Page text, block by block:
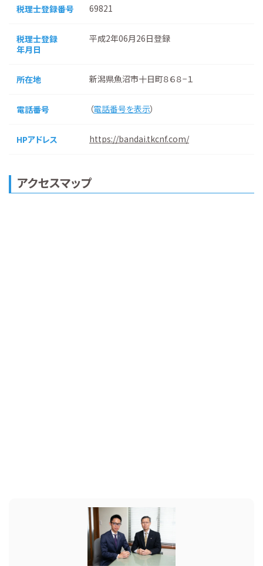
税理士登録番号 69821
税理士登録
年月日
平成2年06月26日登録
所在地 新潟県魚沼市十日町８６８−１
電話番号 （電話番号を表示）
HPアドレス https://bandai.tkcnf.com/
アクセスマップ